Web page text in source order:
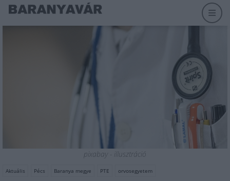
pixabay - illusztráció
Aktuális Pécs Baranya megye PTE orvosegyetem